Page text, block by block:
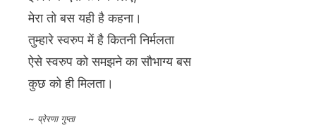
मेरा तो बस यही है कहना।
तुम्हारे स्वरुप में है कितनी निर्मलता
ऐसे स्वरुप को समझने का सौभाग्य बस
कुछ को ही मिलता।
~ प्रेरणा गुप्ता